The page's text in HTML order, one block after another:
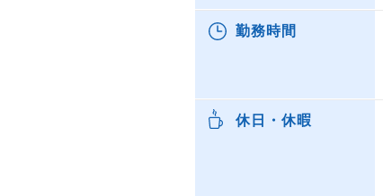
勤務時間
休日・休暇